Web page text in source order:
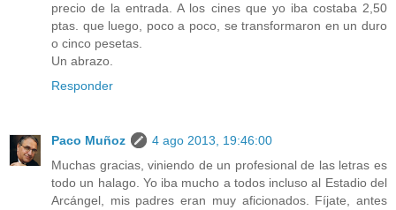
precio de la entrada. A los cines que yo iba costaba 2,50
ptas. que luego, poco a poco, se transformaron en un duro
o cinco pesetas.
Un abrazo.
Responder
Paco Muñoz
4 ago 2013, 19:46:00
Muchas gracias, viniendo de un profesional de las letras es
todo un halago. Yo iba mucho a todos incluso al Estadio del
Arcángel, mis padres eran muy aficionados. Fíjate, antes